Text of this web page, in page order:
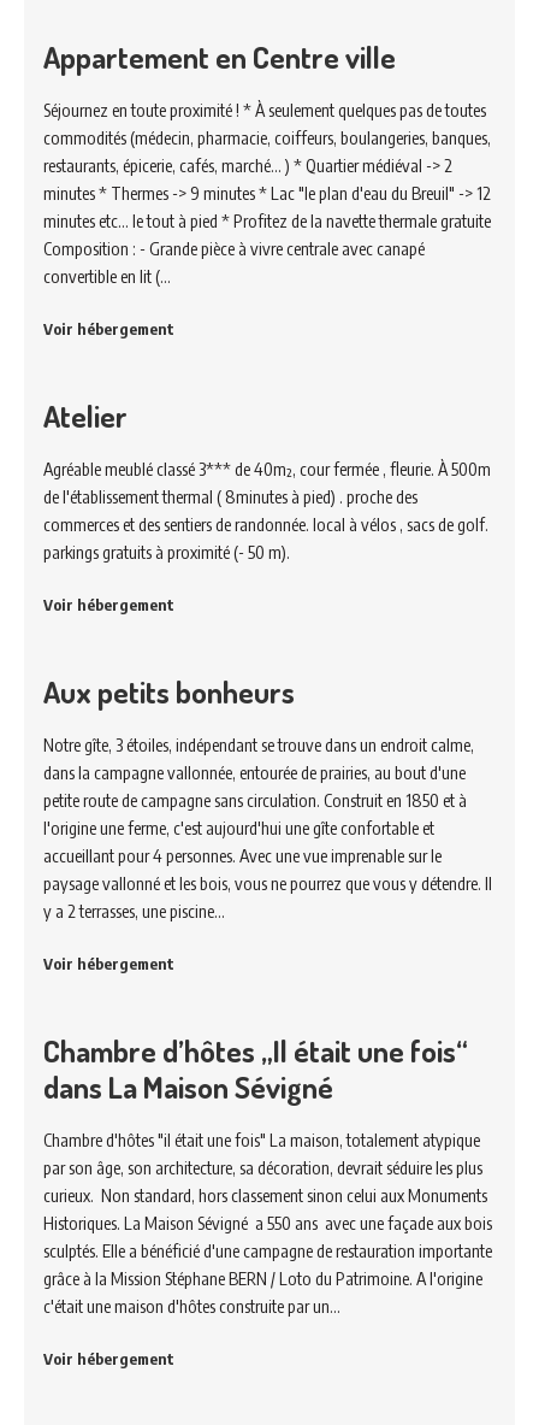
Appartement en Centre ville
Séjournez en toute proximité ! * À seulement quelques pas de toutes
commodités (médecin, pharmacie, coiffeurs, boulangeries, banques,
restaurants, épicerie, cafés, marché... ) * Quartier médiéval -> 2
minutes * Thermes -> 9 minutes * Lac "le plan d'eau du Breuil" -> 12
minutes etc... le tout à pied * Profitez de la navette thermale gratuite
Composition : - Grande pièce à vivre centrale avec canapé
convertible en lit (…
Voir hébergement
Atelier
Agréable meublé classé 3*** de 40m², cour fermée , fleurie. À 500m
de l'établissement thermal ( 8minutes à pied) . proche des
commerces et des sentiers de randonnée. local à vélos , sacs de golf.
parkings gratuits à proximité (- 50 m).
Voir hébergement
Aux petits bonheurs
Notre gîte, 3 étoiles, indépendant se trouve dans un endroit calme,
dans la campagne vallonnée, entourée de prairies, au bout d'une
petite route de campagne sans circulation. Construit en 1850 et à
l'origine une ferme, c'est aujourd'hui une gîte confortable et
accueillant pour 4 personnes. Avec une vue imprenable sur le
paysage vallonné et les bois, vous ne pourrez que vous y détendre. Il
y a 2 terrasses, une piscine…
Voir hébergement
Chambre d’hôtes „Il était une fois“
dans La Maison Sévigné
Chambre d'hôtes "il était une fois" La maison, totalement atypique
par son âge, son architecture, sa décoration, devrait séduire les plus
curieux. Non standard, hors classement sinon celui aux Monuments
Historiques. La Maison Sévigné a 550 ans avec une façade aux bois
sculptés. Elle a bénéficié d'une campagne de restauration importante
grâce à la Mission Stéphane BERN / Loto du Patrimoine. A l'origine
c'était une maison d'hôtes construite par un…
Voir hébergement